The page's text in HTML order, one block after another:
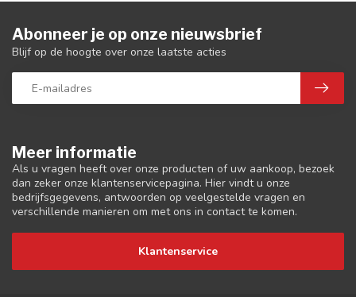
Meer informatie
Als u vragen heeft over onze producten of uw aankoop, bezoek
dan zeker onze klantenservicepagina. Hier vindt u onze
bedrijfsgegevens, antwoorden op veelgestelde vragen en
verschillende manieren om met ons in contact te komen.
Klantenservice
Abonneer je op onze nieuwsbrief
Blijf op de hoogte over onze laatste acties